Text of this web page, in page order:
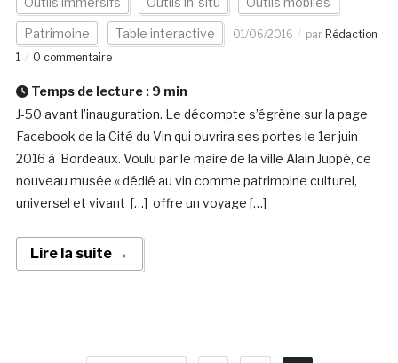
Patrimoine Table interactive 01/06/2016 par Rédaction
1
0 commentaire
Temps de lecture : 9 min
J-50 avant l’inauguration. Le décompte s’égrène sur la page
Facebook de la Cité du Vin qui ouvrira ses portes le 1er juin
2016 à Bordeaux. Voulu par le maire de la ville Alain Juppé, ce
nouveau musée « dédié au vin comme patrimoine culturel,
universel et vivant […] offre un voyage […]
Lire la suite →